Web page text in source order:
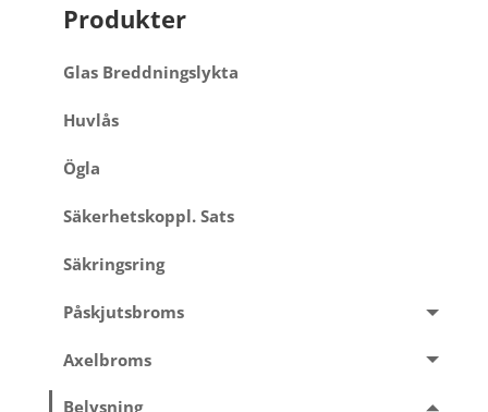
Produkter
Glas Breddningslykta
Huvlås
Ögla
Säkerhetskoppl. Sats
Säkringsring
Påskjutsbroms
Axelbroms